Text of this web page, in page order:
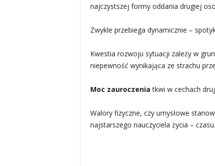
najczystszej formy oddania drugiej
Zwykle przebiega dynamicznie –
Kwestia rozwoju sytuacji zależy w
niepewność wynikająca ze strachu
Moc zauroczenia tkwi w cechach
Walory fizyczne, czy umysłowe
najstarszego nauczyciela życia – czasu.